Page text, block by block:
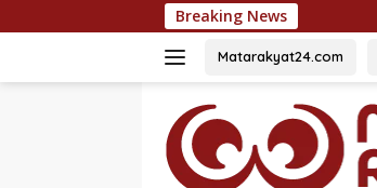
ke
Breaking News
Matarakyat24.com